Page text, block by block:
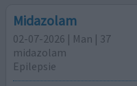
Midazolam
02-07-2026 | Man | 37
midazolam
Epilepsie